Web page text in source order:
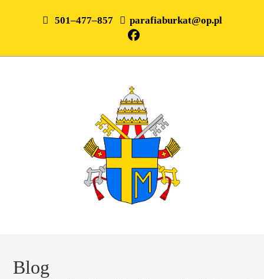
501–477–857 parafiaburkat@op.pl
Blog